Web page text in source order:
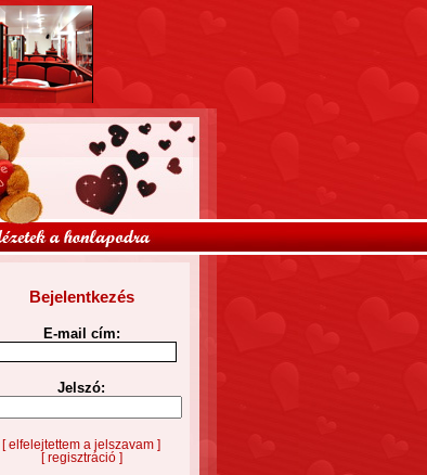
Bejelentkezés
E-mail cím:
Jelszó:
[ elfelejtettem a jelszavam ]
[ regisztráció ]